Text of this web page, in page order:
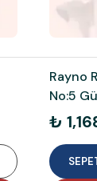
Rayno
No:5
₺